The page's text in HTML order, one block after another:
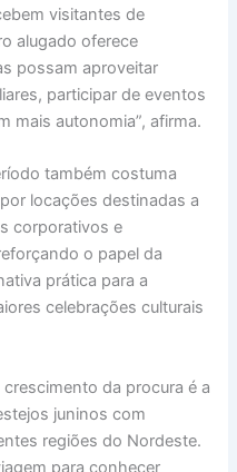
visitantes de
alugado oferece
possam aproveitar
participar de eventos
mais autonomia”, afirma.
também costuma
locações destinadas a
corporativos e
o papel da
prática para a
celebrações culturais
da procura é a
juninos com
regiões do Nordeste.
para conhecer